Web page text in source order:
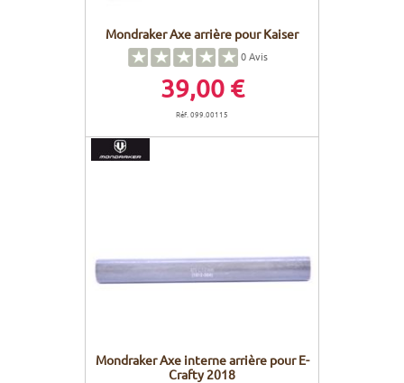
Mondraker Axe arrière pour Kaiser
0Avis
39,00 €
Réf. 099.00115
Mondraker Axe interne arrière pour E-
Crafty 2018